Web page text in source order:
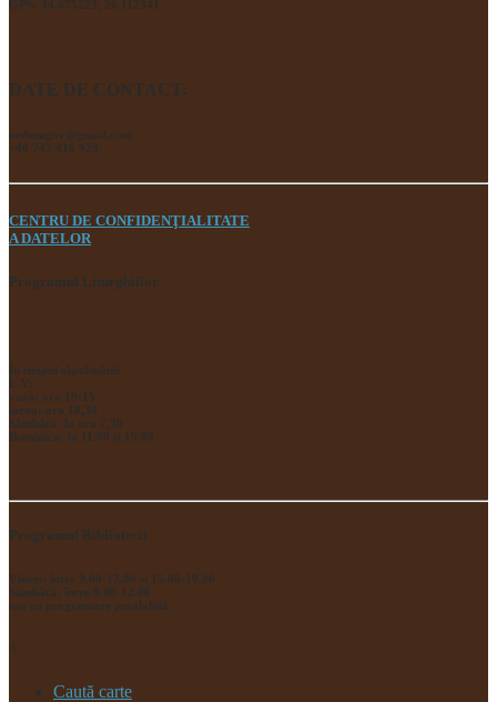
GPS: 44.675223, 26.112341
DATE DE CONTACT:
ocdsnagov@gmail.com
+40 745 416 929
CENTRU DE CONFIDENŢIALITATE
A DATELOR
Programul Liturghiilor
În timpul săptămânii
L-V:
vara: ora 19:15
iarna: ora 18,30
Sâmbăta: la ora 7,30
Duminica: la 11.00 și 19,00
Programul Bibliotecii
Vineri: între 9.00-12.00 și 15.00-19.00
Sâmbătă: între 9.00-12.00
sau cu programare prealabilă
^
Caută carte